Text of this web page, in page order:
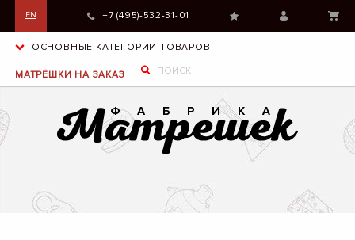
EN +7 (495)-532-31-01
ОСНОВНЫЕ КАТЕГОРИИ ТОВАРОВ
МАТРЁШКИ НА ЗАКАЗ